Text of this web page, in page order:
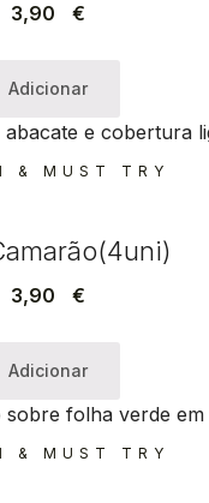
3,90 €
Adicionar
& MUST TRY
3,90 €
Adicionar
& MUST TRY